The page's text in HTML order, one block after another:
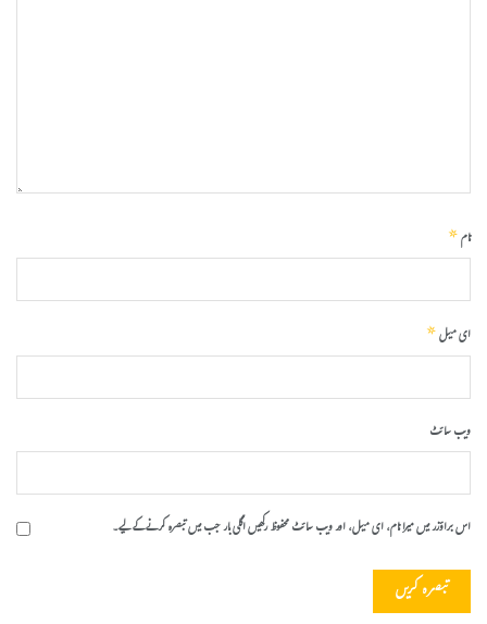
نام*
ای میل*
ویب‌ سائٹ
اس براؤزر میں میرا نام، ای میل، اور ویب سائٹ محفوظ رکھیں اگلی بار جب میں تبصرہ کرنے کےلیے۔